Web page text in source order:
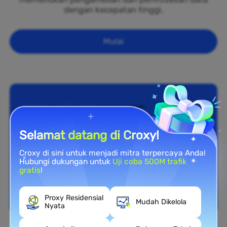
dengan kecepatan tinggi.
Mulai
Selamat datang di Croxy!
Croxy di sini untuk menjadi mitra terpercaya Anda!
Hubungi dukungan untuk Uji coba 500M trafik
gratis!
Proxy Residensial
Nyata
Mudah Dikelola